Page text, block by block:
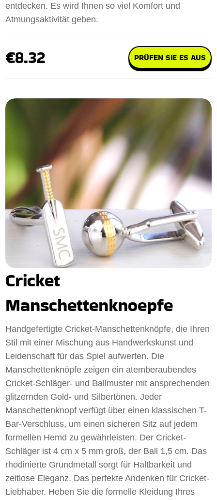
entdecken. Es wird Ihnen so viel Komfort und
Atmungsaktivität geben.
€8.32 PRÜFEN SIE ES AUS
Cricket
Manschettenknoepfe
Handgefertigte Cricket-Manschettenknöpfe, die Ihren
Stil mit einer Mischung aus Handwerkskunst und
Leidenschaft für das Spiel aufwerten. Die
Manschettenknöpfe zeigen ein atemberaubendes
Cricket-Schläger- und Ballmuster mit ansprechenden
glitzernden Gold- und Silbertönen. Jeder
Manschettenknopf verfügt über einen klassischen T-
Bar-Verschluss, um einen sicheren Sitz auf jedem
formellen Hemd zu gewährleisten. Der Cricket-
Schläger ist 4 cm x 5 mm groß, der Ball 1,5 cm. Das
rhodinierte Grundmetall sorgt für Haltbarkeit und
zeitlose Eleganz. Das perfekte Andenken für Cricket-
Liebhaber. Heben Sie die formelle Kleidung Ihres